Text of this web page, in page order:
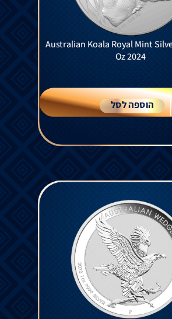
Australian Koala Royal Mint
Oz 2024
הוספה לסל